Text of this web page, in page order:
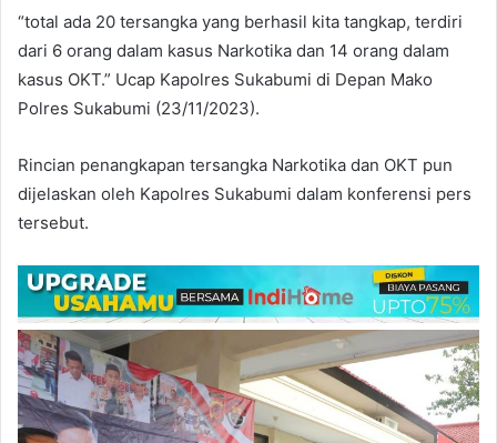
“total ada 20 tersangka yang berhasil kita tangkap, terdiri
dari 6 orang dalam kasus Narkotika dan 14 orang dalam
kasus OKT.” Ucap Kapolres Sukabumi di Depan Mako
Polres Sukabumi (23/11/2023).
Rincian penangkapan tersangka Narkotika dan OKT pun
dijelaskan oleh Kapolres Sukabumi dalam konferensi pers
tersebut.